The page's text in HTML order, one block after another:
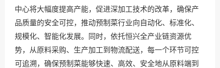
中心将大幅度提高产能，促进深加工技术的改革，确保产
品质量的安全可控，推动预制菜行业向自动化、标准化、
规模化、智能化发展。同时，依托恒兴全产业链资源优
势，从原料采购、生产加工到物流配送，每一个环节可控
可追溯，确保预制菜能够快速、高效、安全地从原料端到